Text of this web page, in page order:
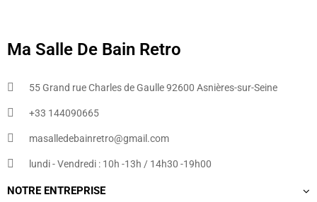
Ma Salle De Bain Retro
55 Grand rue Charles de Gaulle 92600 Asnières-sur-Seine
+33 144090665​
masalledebainretro@gmail.com
lundi - Vendredi : 10h -13h / 14h30 -19h00
NOTRE ENTREPRISE